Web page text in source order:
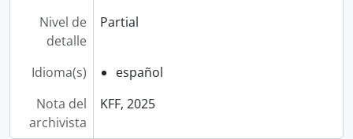
Nivel de
detalle
Partial
Idioma(s)
español
Nota del
archivista
KFF, 2025